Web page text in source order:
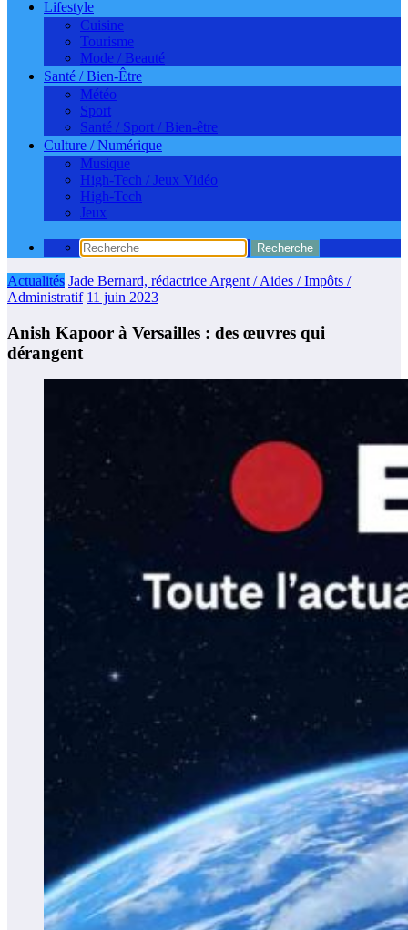
Lifestyle
Cuisine
Tourisme
Mode / Beauté
Santé / Bien-Être
Météo
Sport
Santé / Sport / Bien-être
Culture / Numérique
Musique
High-Tech / Jeux Vidéo
High-Tech
Jeux
Actualités Jade Bernard, rédactrice Argent / Aides / Impôts /
Administratif 11 juin 2023
Anish Kapoor à Versailles : des œuvres qui
dérangent